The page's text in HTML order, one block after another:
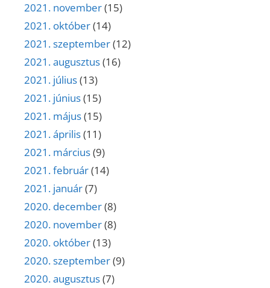
2021. november(15)
2021. október(14)
2021. szeptember(12)
2021. augusztus(16)
2021. július(13)
2021. június(15)
2021. május(15)
2021. április(11)
2021. március(9)
2021. február(14)
2021. január(7)
2020. december(8)
2020. november(8)
2020. október(13)
2020. szeptember(9)
2020. augusztus(7)